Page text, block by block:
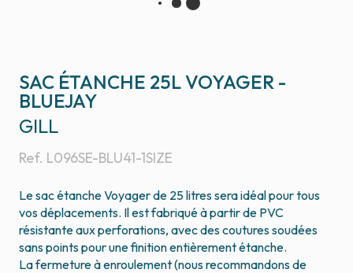
SAC ÉTANCHE 25L VOYAGER -
BLUEJAY
Ref. L096SE-BLU41-1SIZE
GILL
Le sac étanche Voyager de 25 litres sera idéal pour tous
vos déplacements. Il est fabriqué à partir de PVC
résistante aux perforations, avec des coutures soudées
sans points pour une finition entièrement étanche.
La fermeture à enroulement (nous recommandons de